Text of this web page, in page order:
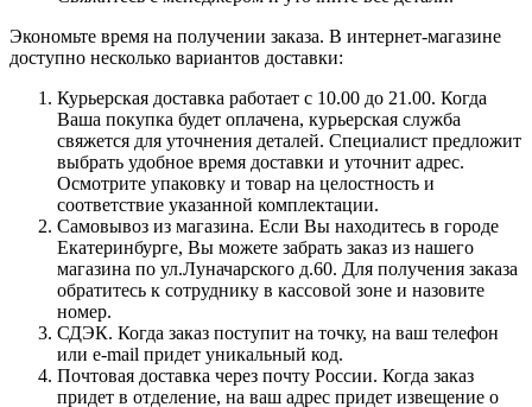
Экономьте время на получении заказа. В интернет-магазине
доступно несколько вариантов доставки:
Курьерская доставка работает с 10.00 до 21.00. Когда
Ваша покупка будет оплачена, курьерская служба
свяжется для уточнения деталей. Специалист предложит
выбрать удобное время доставки и уточнит адрес.
Осмотрите упаковку и товар на целостность и
соответствие указанной комплектации.
Самовывоз из магазина. Если Вы находитесь в городе
Екатеринбурге, Вы можете забрать заказ из нашего
магазина по ул.Луначарского д.60. Для получения заказа
обратитесь к сотруднику в кассовой зоне и назовите
номер.
СДЭК. Когда заказ поступит на точку, на ваш телефон
или e-mail придет уникальный код.
Почтовая доставка через почту России. Когда заказ
придет в отделение, на ваш адрес придет извещение о